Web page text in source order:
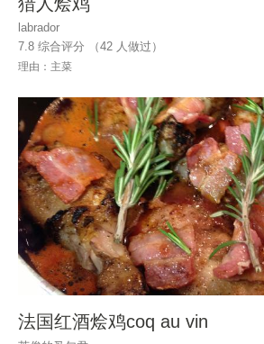
labrador
7.8 综合评分 （42 人做过）
理由：主菜
法国红酒烩鸡coq au vin